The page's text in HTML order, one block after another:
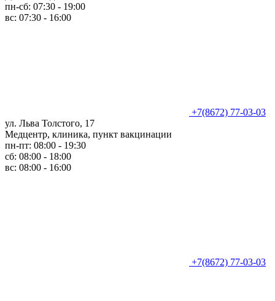
пн-сб: 07:30 - 19:00
вс: 07:30 - 16:00
+7(8672) 77-03-03
ул. Льва Толстого, 17
Медцентр, клиника, пункт вакцинации
пн-пт: 08:00 - 19:30
сб: 08:00 - 18:00
вс: 08:00 - 16:00
+7(8672) 77-03-03